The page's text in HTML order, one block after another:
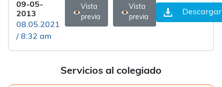
Servicios al colegiado
09-05-
2013
08.05.2021
/ 8:32 am
Vista
previa
Vista
previa
Descargar